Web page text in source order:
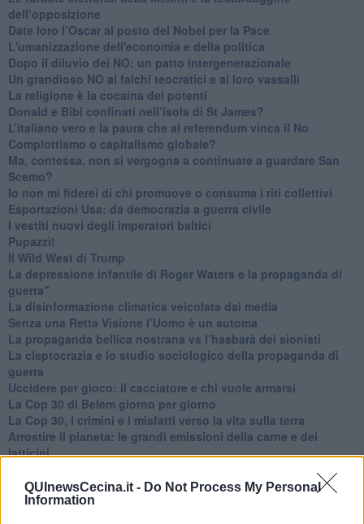
QUInewsCecina.it - Do Not Process My Personal
Information
dell’opposizione
​Date loro l’Oscar al posto del Nobel per la Pace
L'umanizzazione dell'economia e della politica
​Dopo il diluvio dei NO: un patto intergenerazionale
​Un grandioso NO ai falchi teocratici e ai loro vassalli
La religione è la cocaina dei potenti
Donald e Bibi confinati nell’isola di St James?
L’italiano vero e la paura che al referendum vinca il No
​Complottismo o capitalismo globale?
​Ma, contessa, non si vergogna a continuare a guardare San
Scemo?
​Io non mi fiderei di chi promuove o consuma i riti collettivi
Esportazioni Usa: da democrazia a guerra civile
​I vestiti nuovi degli imperatori baltici
​Pupazzi!
​Il Wild West di Trump
​La depressione infantile di Roger Waters e la propaganda di
guerra"
​La disinformazione climatica veicolata dai media
Senza una Retta Visione l’Uomo è un automa
​La propaganda bellica nostrana vs l’hasbarà dei sionisti
​La cleptocrazia e lo studio sociologico della propaganda di
guerra
​Uccidere per gioco: il cacciatore e chi vuole armarsi
​La Cop 30 di Belem giorno per giorno
La Cop 30, i crimini e i misfatti verso la vita sulla terra
Arrostire il pianeta: le grandi emissioni della carne e dei
latticini
La responsabilità storica della morte sulla terra
PTSD e suicidi svelano l’intento suicidario della guerra e